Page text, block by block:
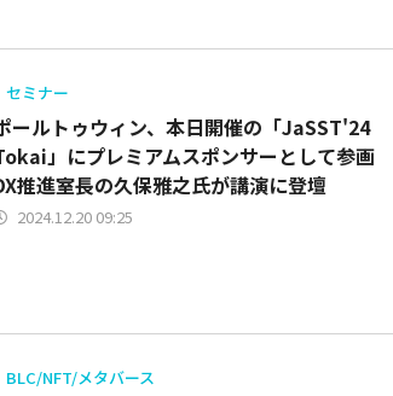
セミナー
ールトゥウィン、本日開催の「JaSST'24
」にプレミアムスポンサーとして参画
推進室長の久保雅之氏が講演に登壇
2024.12.20 09:25
BLC/NFT/メタバース